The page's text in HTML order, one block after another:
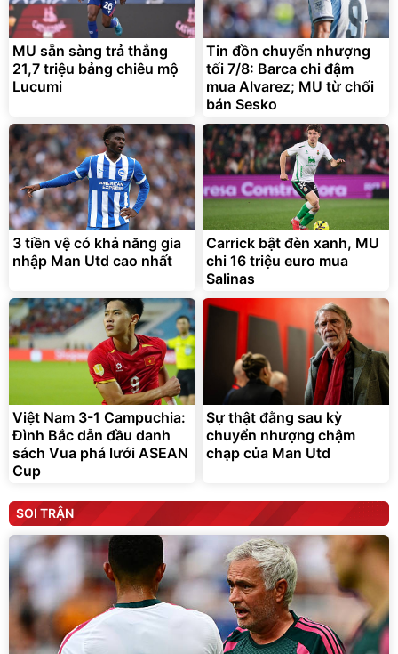
MU sẵn sàng trả thẳng
21,7 triệu bảng chiêu mộ
Lucumi
Tin đồn chuyển nhượng
tối 7/8: Barca chi đậm
mua Alvarez; MU từ chối
bán Sesko
3 tiền vệ có khả năng gia
nhập Man Utd cao nhất
Carrick bật đèn xanh, MU
chi 16 triệu euro mua
Salinas
Việt Nam 3-1 Campuchia:
Đình Bắc dẫn đầu danh
sách Vua phá lưới ASEAN
Cup
Sự thật đằng sau kỳ
chuyển nhượng chậm
chạp của Man Utd
SOI TRẬN